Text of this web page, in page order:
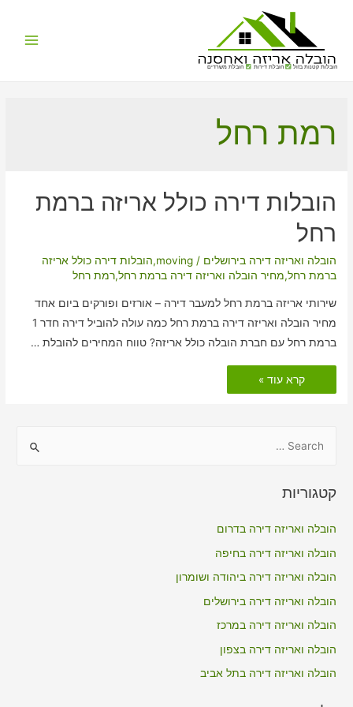
הובלות קטנות בזול הובלת דירות הובלת משרדים
רמת רחל
הובלות דירה כולל אריזה ברמת
רחל
הובלה ואריזה דירה בירושלים /
moving
,הובלות דירה כולל אריזה
ברמת רחל,מחיר הובלה ואריזה דירה ברמת רחל,רמת רחל
שירותי אריזה ברמת רחל למעבר דירה – אורזים ופורקים ביום אחד
מחיר הובלה ואריזה דירה ברמת רחל כמה עולה להוביל דירה חדר 1
ברמת רחל עם חברת הובלה כולל אריזה? טווח המחירים להובלת …
הובלות
דירה
כולל
קרא עוד »
r
o
r
:
קטגוריות
הובלה ואריזה דירה בדרום
הובלה ואריזה דירה בחיפה
הובלה ואריזה דירה ביהודה ושומרון
הובלה ואריזה דירה בירושלים
הובלה ואריזה דירה במרכז
הובלה ואריזה דירה בצפון
הובלה ואריזה דירה בתל אביב